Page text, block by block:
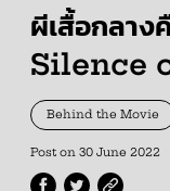
ผีเสื้อกลา
Silence
Behind the Movie
Post on 30 June 2022